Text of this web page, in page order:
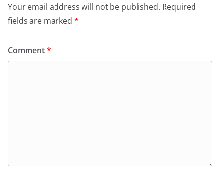
Your email address will not be published. Required
fields are marked *
Comment*